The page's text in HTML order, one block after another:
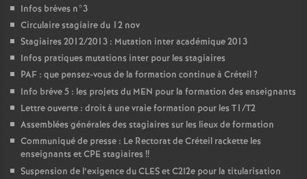
Infos brèves n°3
Circulaire stagiaire du 12 nov
Stagiaires 2012/2013 : Mutation inter académique 2013
Infos pratiques mutations inter pour les stagiaires
PAF : que pensez-vous de la formation continue à Créteil?
Info brève 5 : les projets du MEN pour la formation des enseignants
Lettre ouverte : droit à une vraie formation pour les T1/T2
Assemblées générales des stagiaires sur les lieux de formation
Communiqué de presse : Le Rectorat de Créteil rackette les
enseignants etCPE stagiaires !!
Suspension de l’exigence duCLESet C2I2e pour la titularisation